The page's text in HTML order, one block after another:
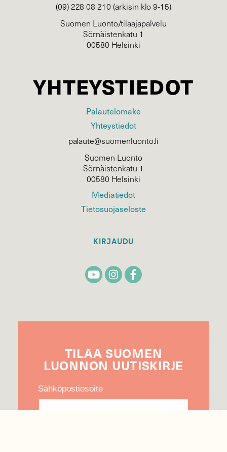
(09) 228 08 210 (arkisin klo 9-15)
Suomen Luonto/tilaajapalvelu
Sörnäistenkatu 1
00580 Helsinki
YHTEYSTIEDOT
Palautelomake
Yhteystiedot
palaute@suomenluonto.fi
Suomen Luonto
Sörnäistenkatu 1
00580 Helsinki
Mediatiedot
Tietosuojaseloste
KIRJAUDU
TILAA SUOMEN
LUONNON UUTIS­KIRJE
Sähköpostiosoite